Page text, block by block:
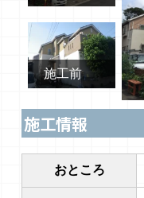
施工前
施工情報
おところ